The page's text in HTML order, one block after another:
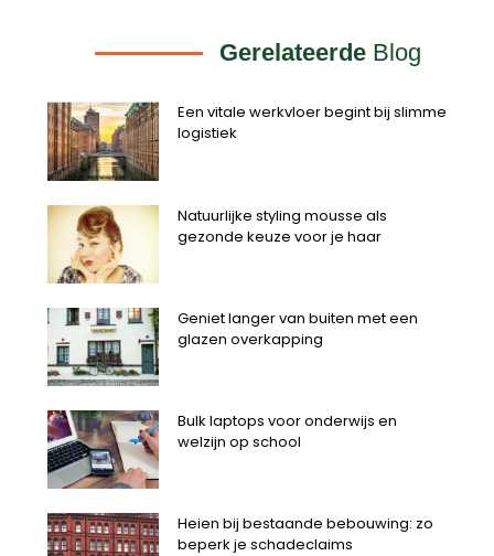
Gerelateerde Blog
Een vitale werkvloer begint bij slimme
logistiek
Natuurlijke styling mousse als
gezonde keuze voor je haar
Geniet langer van buiten met een
glazen overkapping
Bulk laptops voor onderwijs en
welzijn op school
Heien bij bestaande bebouwing: zo
beperk je schadeclaims